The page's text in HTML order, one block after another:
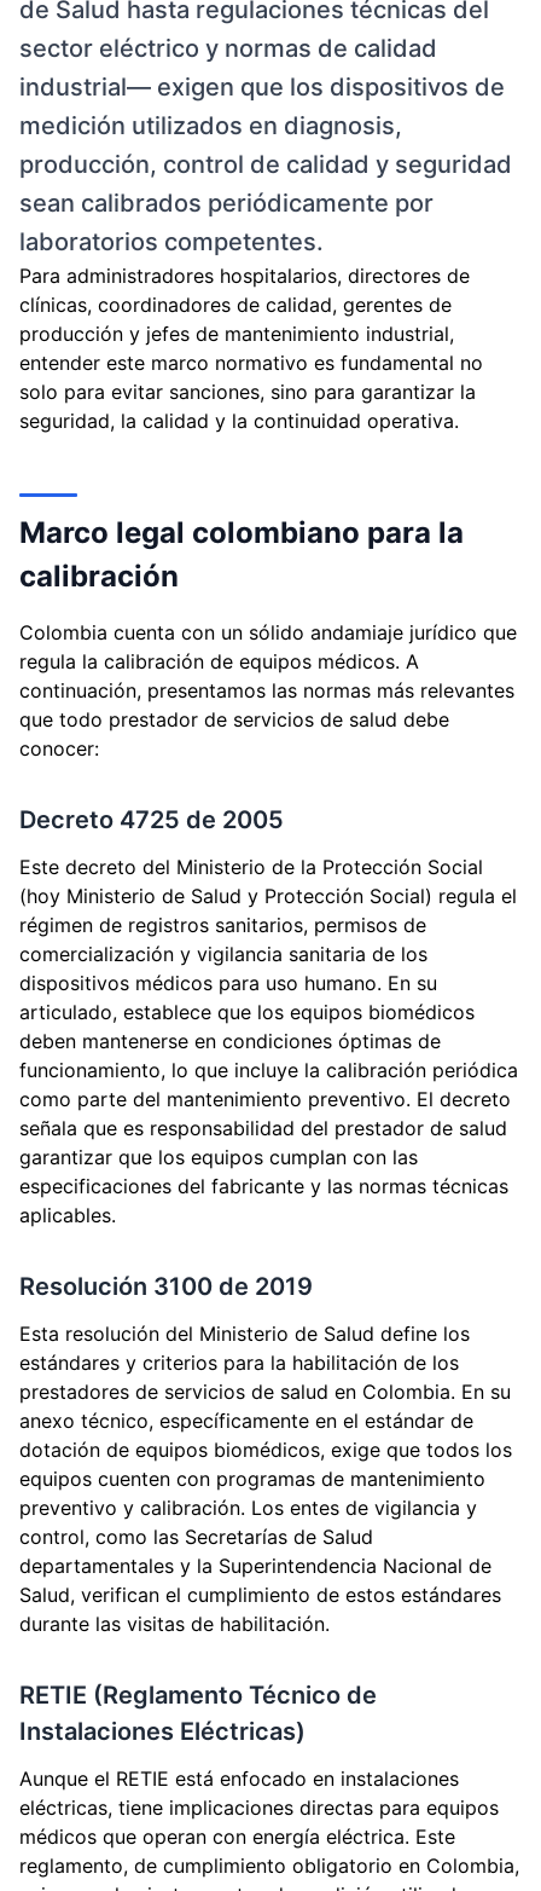
de Salud hasta regulaciones técnicas del
sector eléctrico y normas de calidad
industrial— exigen que los dispositivos de
medición utilizados en diagnosis,
producción, control de calidad y seguridad
sean calibrados periódicamente por
laboratorios competentes.
Para administradores hospitalarios, directores de
clínicas, coordinadores de calidad, gerentes de
producción y jefes de mantenimiento industrial,
entender este marco normativo es fundamental no
solo para evitar sanciones, sino para garantizar la
seguridad, la calidad y la continuidad operativa.
Marco legal colombiano para la
calibración
Colombia cuenta con un sólido andamiaje jurídico que
regula la calibración de equipos médicos. A
continuación, presentamos las normas más relevantes
que todo prestador de servicios de salud debe
conocer:
Decreto 4725 de 2005
Este decreto del Ministerio de la Protección Social
(hoy Ministerio de Salud y Protección Social) regula el
régimen de registros sanitarios, permisos de
comercialización y vigilancia sanitaria de los
dispositivos médicos para uso humano. En su
articulado, establece que los equipos biomédicos
deben mantenerse en condiciones óptimas de
funcionamiento, lo que incluye la calibración periódica
como parte del mantenimiento preventivo. El decreto
señala que es responsabilidad del prestador de salud
garantizar que los equipos cumplan con las
especificaciones del fabricante y las normas técnicas
aplicables.
Resolución 3100 de 2019
Esta resolución del Ministerio de Salud define los
estándares y criterios para la habilitación de los
prestadores de servicios de salud en Colombia. En su
anexo técnico, específicamente en el estándar de
dotación de equipos biomédicos, exige que todos los
equipos cuenten con programas de mantenimiento
preventivo y calibración. Los entes de vigilancia y
control, como las Secretarías de Salud
departamentales y la Superintendencia Nacional de
Salud, verifican el cumplimiento de estos estándares
durante las visitas de habilitación.
RETIE (Reglamento Técnico de
Instalaciones Eléctricas)
Aunque el RETIE está enfocado en instalaciones
eléctricas, tiene implicaciones directas para equipos
médicos que operan con energía eléctrica. Este
reglamento, de cumplimiento obligatorio en Colombia,